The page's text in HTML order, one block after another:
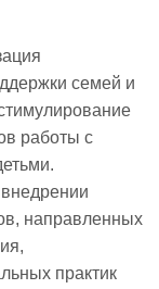
семей и
работы с
направленных
практик